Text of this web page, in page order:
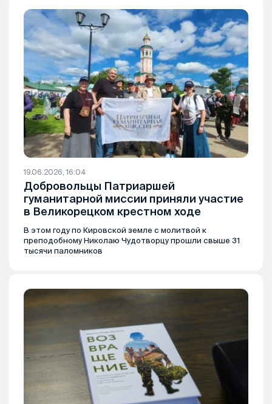
19.06.2026, 16:04
Добровольцы Патриаршей
гуманитарной миссии приняли участие
в Великорецком крестном ходе
В этом году по Кировской земле с молитвой к
преподобному Николаю Чудотворцу прошли свыше 31
тысячи паломников